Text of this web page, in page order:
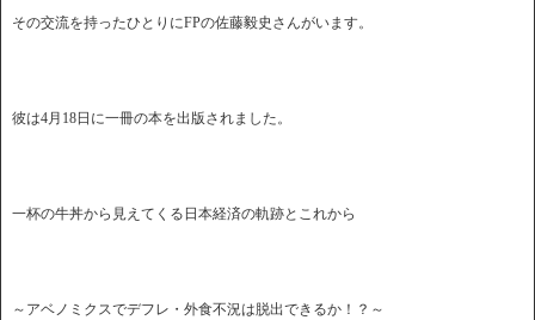
その交流を持ったひとりにFPの佐藤毅史さんがいます。
彼は4月18日に一冊の本を出版されました。
一杯の牛丼から見えてくる日本経済の軌跡とこれから
～アベノミクスでデフレ・外食不況は脱出できるか！？～